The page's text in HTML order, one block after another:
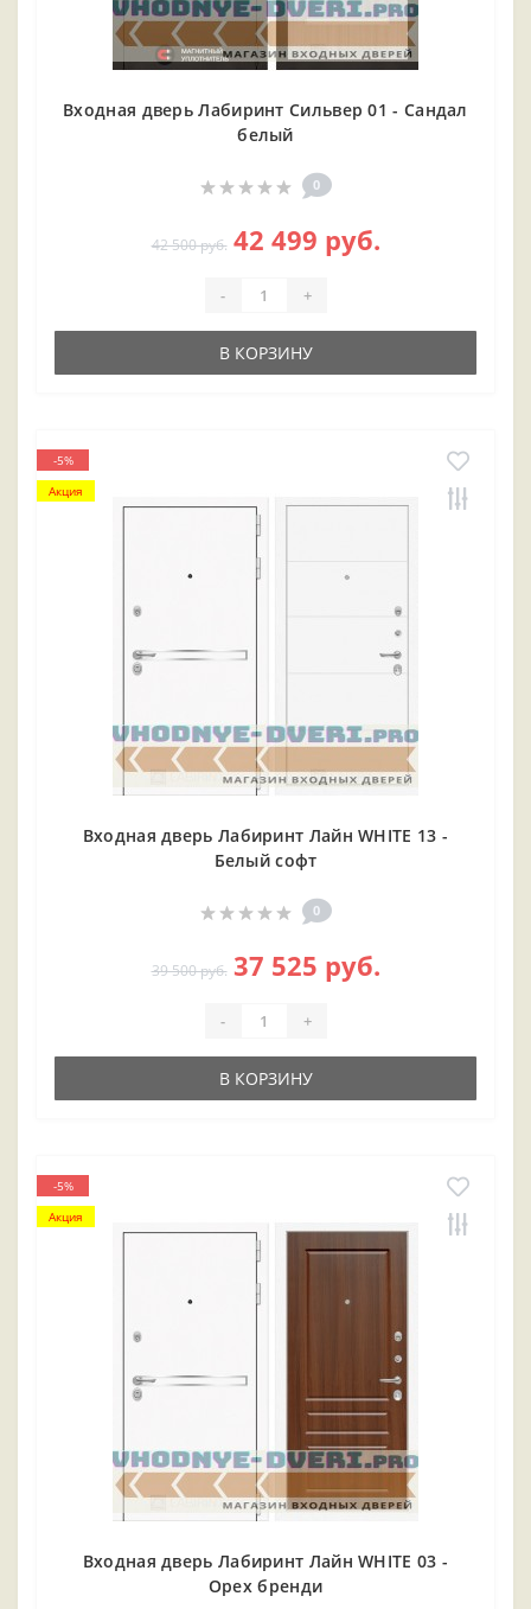
Входная дверь Лабиринт Сильвер 01 - Сандал
белый
0
42 500 руб. 42 499 руб.
- +
В КОРЗИНУ
-5%
Акция
Входная дверь Лабиринт Лайн WHITE 13 -
Белый софт
0
39 500 руб. 37 525 руб.
- +
В КОРЗИНУ
-5%
Акция
Входная дверь Лабиринт Лайн WHITE 03 -
Орех бренди